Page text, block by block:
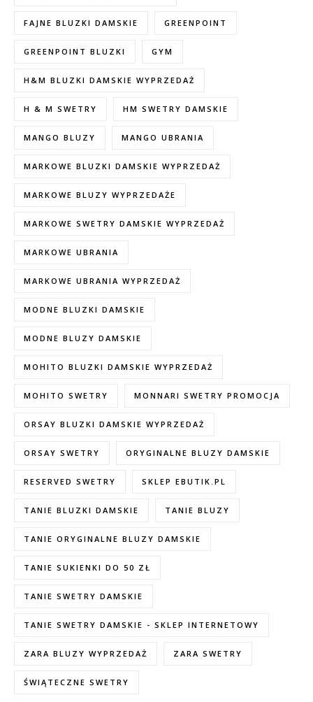
FAJNE BLUZKI DAMSKIE GREENPOINT
GREENPOINT BLUZKI GYM
H&M BLUZKI DAMSKIE WYPRZEDAŻ
H & M SWETRY HM SWETRY DAMSKIE
MANGO BLUZY MANGO UBRANIA
MARKOWE BLUZKI DAMSKIE WYPRZEDAŻ
MARKOWE BLUZY WYPRZEDAŻE
MARKOWE SWETRY DAMSKIE WYPRZEDAŻ
MARKOWE UBRANIA
MARKOWE UBRANIA WYPRZEDAŻ
MODNE BLUZKI DAMSKIE
MODNE BLUZY DAMSKIE
MOHITO BLUZKI DAMSKIE WYPRZEDAŻ
MOHITO SWETRY MONNARI SWETRY PROMOCJA
ORSAY BLUZKI DAMSKIE WYPRZEDAŻ
ORSAY SWETRY ORYGINALNE BLUZY DAMSKIE
RESERVED SWETRY SKLEP EBUTIK.PL
TANIE BLUZKI DAMSKIE TANIE BLUZY
TANIE ORYGINALNE BLUZY DAMSKIE
TANIE SUKIENKI DO 50 ZŁ
TANIE SWETRY DAMSKIE
TANIE SWETRY DAMSKIE - SKLEP INTERNETOWY
ZARA BLUZY WYPRZEDAŻ ZARA SWETRY
ŚWIĄTECZNE SWETRY